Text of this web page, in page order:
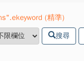
(精準)
搜尋